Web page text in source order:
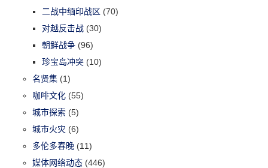
二战中缅印战区 (70)
对越反击战 (30)
朝鲜战争 (96)
珍宝岛冲突 (10)
名贤集 (1)
咖啡文化 (55)
城市探索 (5)
城市火灾 (6)
多伦多春晚 (11)
媒体网络动态 (446)